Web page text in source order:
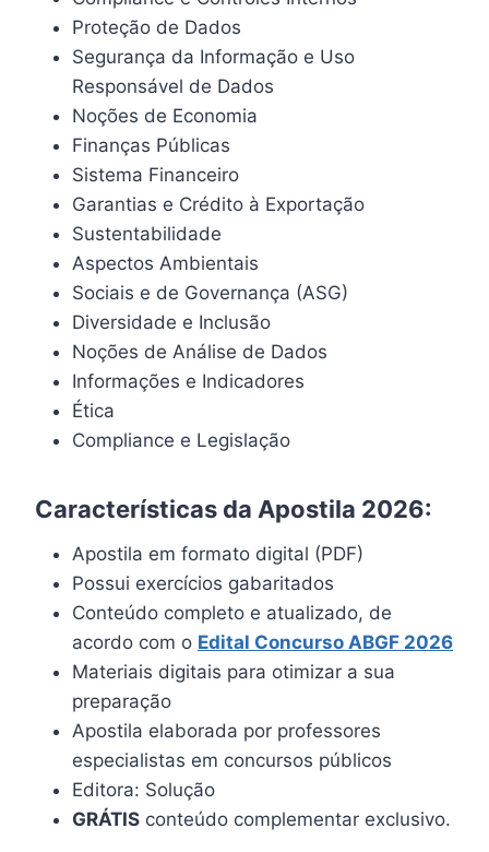
Proteção de Dados
Segurança da Informação e Uso
Responsável de Dados
Noções de Economia
Finanças Públicas
Sistema Financeiro
Garantias e Crédito à Exportação
Sustentabilidade
Aspectos Ambientais
Sociais e de Governança (ASG)
Diversidade e Inclusão
Noções de Análise de Dados
Informações e Indicadores
Ética
Compliance e Legislação
Características da Apostila 2026:
Apostila em formato digital (PDF)
Possui exercícios gabaritados
Conteúdo completo e atualizado, de
acordo com o Edital Concurso ABGF 2026
Materiais digitais para otimizar a sua
preparação
Apostila elaborada por professores
especialistas em concursos públicos
Editora: Solução
GRÁTIS conteúdo complementar exclusivo.